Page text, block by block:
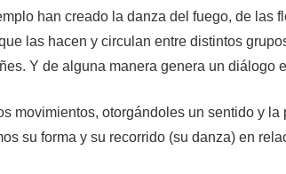
han creado la danza del fuego, de las
las hacen y circulan entre distintos
Y de alguna manera genera un diálogo
movimientos, otorgándoles un sentido y
su forma y su recorrido (su danza) en